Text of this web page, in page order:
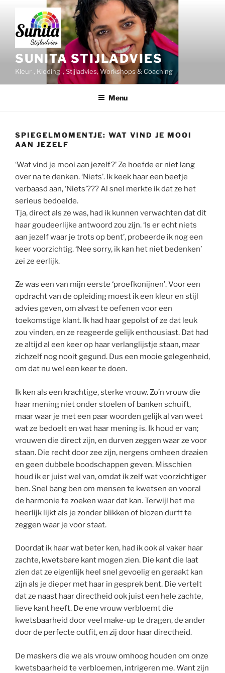
SUNITA STIJLADVIES
Kleur-, Kleding-, Stijladvies, Workshops & Coaching
Menu
SPIEGELMOMENTJE: WAT VIND JE MOOI
AAN JEZELF
‘Wat vind je mooi aan jezelf?’ Ze hoefde er niet lang
over na te denken. ‘Niets’. Ik keek haar een beetje
verbaasd aan, ‘Niets’??? Al snel merkte ik dat ze het
serieus bedoelde.
Tja, direct als ze was, had ik kunnen verwachten dat dit
haar goudeerlijke antwoord zou zijn. ‘Is er echt niets
aan jezelf waar je trots op bent’, probeerde ik nog een
keer voorzichtig. ‘Nee sorry, ik kan het niet bedenken’
zei ze eerlijk.
Ze was een van mijn eerste ‘proefkonijnen’. Voor een
opdracht van de opleiding moest ik een kleur en stijl
advies geven, om alvast te oefenen voor een
toekomstige klant. Ik had haar gepolst of ze dat leuk
zou vinden, en ze reageerde gelijk enthousiast. Dat had
ze altijd al een keer op haar verlanglijstje staan, maar
zichzelf nog nooit gegund. Dus een mooie gelegenheid,
om dat nu wel een keer te doen.
Ik ken als een krachtige, sterke vrouw. Zo’n vrouw die
haar mening niet onder stoelen of banken schuift,
maar waar je met een paar woorden gelijk al van weet
wat ze bedoelt en wat haar mening is. Ik houd er van;
vrouwen die direct zijn, en durven zeggen waar ze voor
staan. Die recht door zee zijn, nergens omheen draaien
en geen dubbele boodschappen geven. Misschien
houd ik er juist wel van, omdat ik zelf wat voorzichtiger
ben. Snel bang ben om mensen te kwetsen en vooral
de harmonie te zoeken waar dat kan. Terwijl het me
heerlijk lijkt als je zonder blikken of blozen durft te
zeggen waar je voor staat.
Doordat ik haar wat beter ken, had ik ook al vaker haar
zachte, kwetsbare kant mogen zien. Die kant die laat
zien dat ze eigenlijk heel snel gevoelig en geraakt kan
zijn als je dieper met haar in gesprek bent. Die vertelt
dat ze naast haar directheid ook juist een hele zachte,
lieve kant heeft. De ene vrouw verbloemt die
kwetsbaarheid door veel make-up te dragen, de ander
door de perfecte outfit, en zij door haar directheid.
De maskers die we als vrouw omhoog houden om onze
kwetsbaarheid te verbloemen, intrigeren me. Want zijn